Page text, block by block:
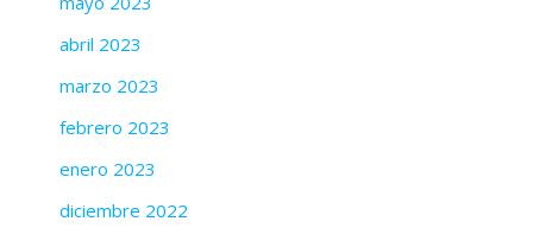
abril 2023
marzo 2023
febrero 2023
enero 2023
diciembre 2022